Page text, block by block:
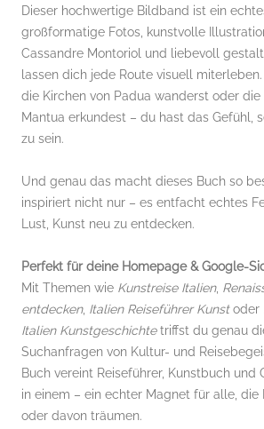
Dieser hochwertige Bildband ist ein
großformatige Fotos, kunstvolle
Cassandre Montoriol und liebevoll
lassen dich jede Route visuell
die Kirchen von Padua wanderst oder die
Mantua erkundest – du hast das Gefühl,
zu sein.
Und genau das macht dieses Buch so
inspiriert nicht nur – es entfacht echtes
Lust, Kunst neu zu entdecken.
Perfekt für deine Homepage & Google-
Mit Themen wie Kunstreise Italien,
entdecken, Italien Reiseführer Kunstoder
Italien Kunstgeschichtetriffst du genau
Suchanfragen von Kultur- und
Buch vereint Reiseführer, Kunstbuch und
in einem – ein echter Magnet für alle, die
oder davon träumen.